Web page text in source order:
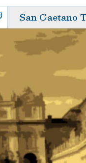
San Gaetano